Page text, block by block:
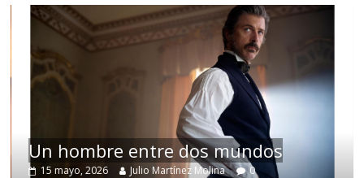
Un hombre entre dos mundos
15 mayo, 2026 Julio Martínez Molina 0